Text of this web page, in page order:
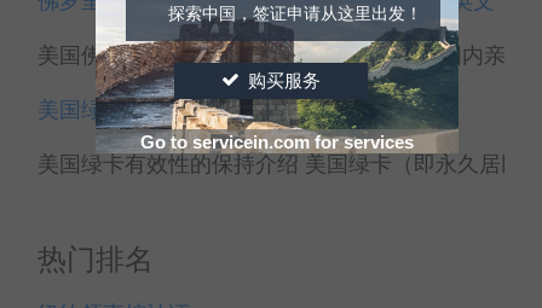
美国佛罗里达（Florida FL）的华人想放弃国内亲属
美国绿卡有效性的保持介绍
美国绿卡有效性的保持介绍 美国绿卡（即永久居民
热门排名
探索中国，签证申请从这里出发！
购买服务
Go to servicein.com for services